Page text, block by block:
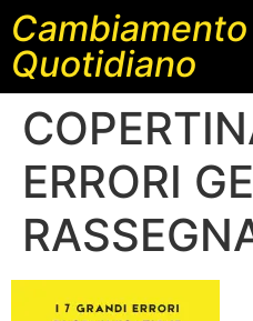
Cambiamento
Quotidiano
ERRORI